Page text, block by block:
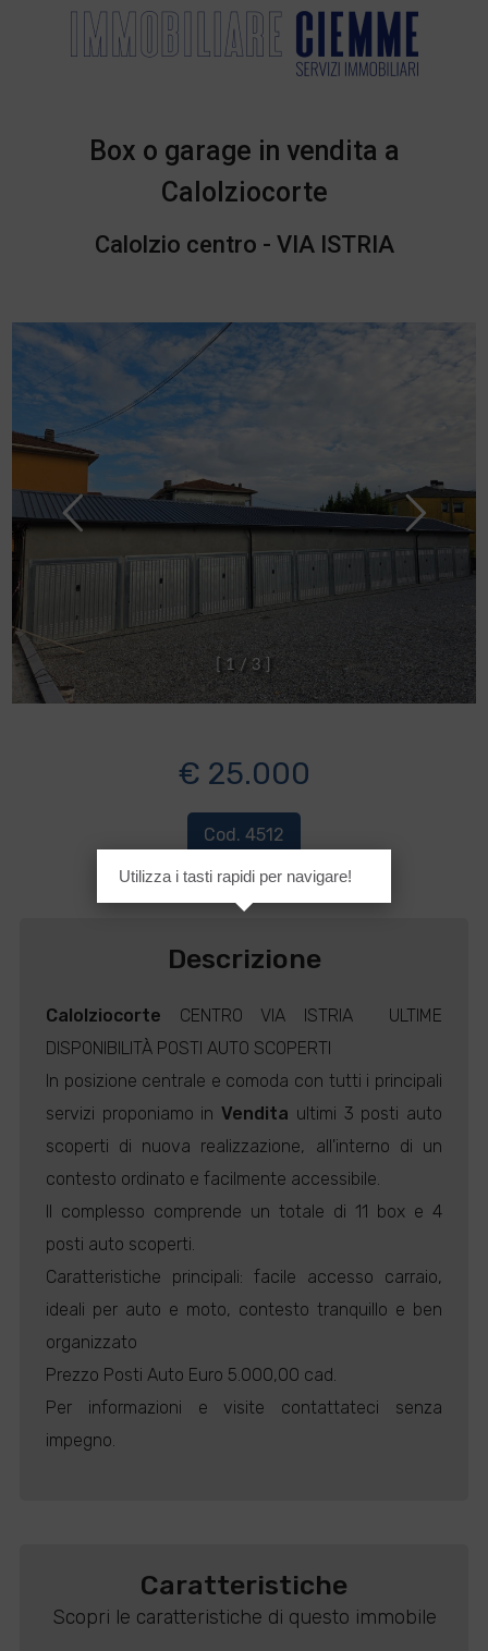
Box o garage in vendita a
Calolziocorte
Calolzio centro - VIA ISTRIA
1 / 3
€ 25.000
Cod. 4512
Descrizione
Calolziocorte CENTRO VIA ISTRIA  ULTIME
DISPONIBILITÀ POSTI AUTO SCOPERTI
In posizione centrale e comoda con tutti i principali
servizi proponiamo inVendita ultimi 3 posti auto
scoperti di nuova realizzazione, all'interno di un
contesto ordinato e facilmente accessibile.
Il complesso comprende un totale di 11 box e 4
posti auto scoperti.
Caratteristiche principali: facile accesso carraio,
ideali per auto e moto, contesto tranquillo e ben
organizzato
Prezzo Posti Auto Euro 5.000,00 cad.
Per informazioni e visite contattateci senza
impegno.
Caratteristiche
Scopri le caratteristiche di questo immobile
Utilizza i tasti rapidi per navigare!